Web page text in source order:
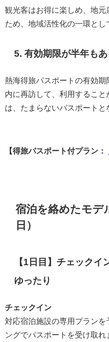
観光客はお得に楽しめ、地
ため、地域活性化の一環とし
5. 有効期限が半年もあ
熱海得旅パスポートの有効
内に再訪して、利用するこ
は、たまらないパスポートと
【得旅パスポート付プラン：
宿泊を絡めたモデ
日）
【1日目】チェック
ゆったり
チェックイン
対応宿泊施設の専用プランを
ングでパスポートを受け取れ